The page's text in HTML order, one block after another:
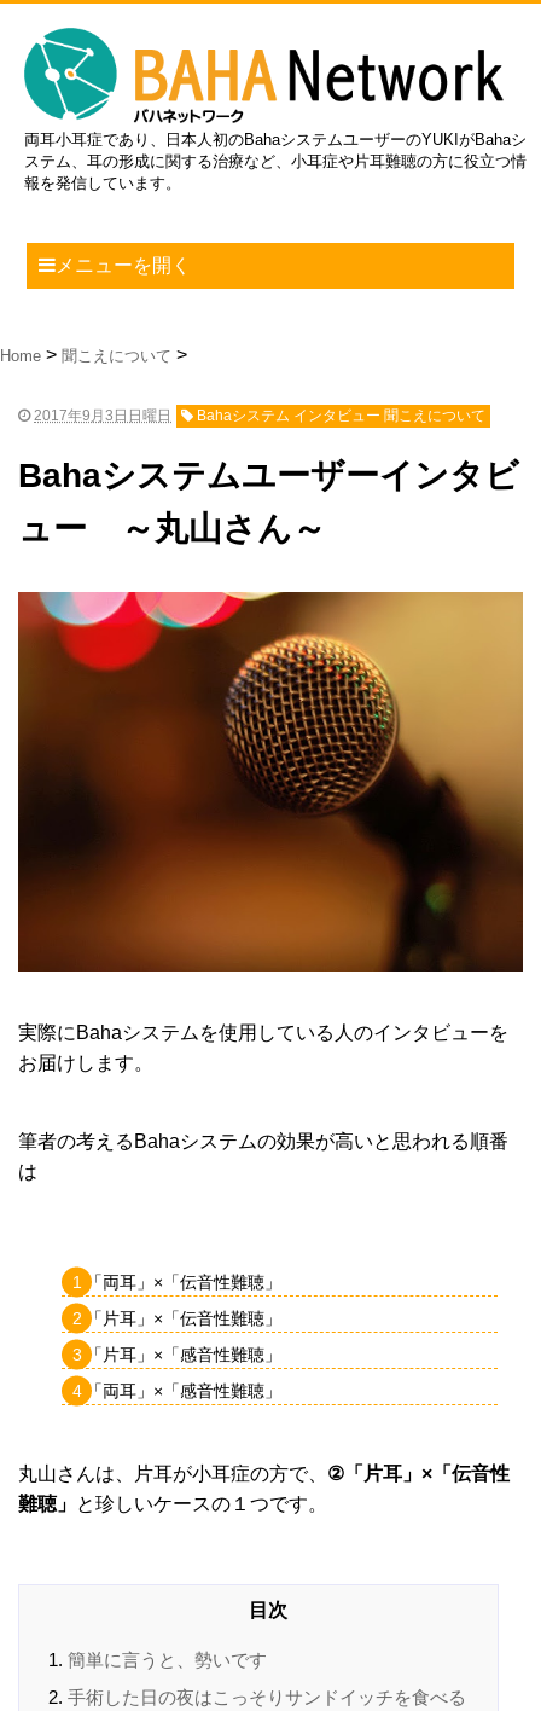
両耳小耳症であり、日本人初のBahaシステムユーザーのYUKIがBahaシ
ステム、耳の形成に関する治療など、小耳症や片耳難聴の方に役立つ情
報を発信しています。
メニューを開く
Home 聞こえについて
2017年9月3日日曜日 Bahaシステム インタビュー 聞こえについて
Bahaシステムユーザーインタビ
ュー ～丸山さん～
実際にBahaシステムを使用している人のインタビューを
お届けします。
筆者の考えるBahaシステムの効果が高いと思われる順番
は
「両耳」×「伝音性難聴」
「片耳」×「伝音性難聴」
「片耳」×「感音性難聴」
「両耳」×「感音性難聴」
丸山さんは、片耳が小耳症の方で、 ②「片耳」×「伝音性
難聴」 と珍しいケースの１つです。
簡単に言うと、勢いです
手術した日の夜はこっそりサンドイッチを食べる